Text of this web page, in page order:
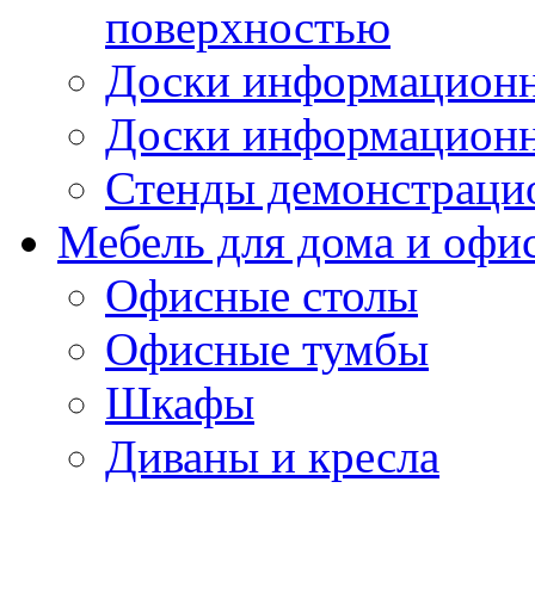
поверхностью
Доски
Доски
Стенды
Мебель для дома и
Офисные столы
Офисные тумбы
Шкафы
Диваны и кресла